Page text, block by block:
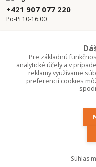
+421 907 077 220
Po-Pi 10-16:00
Vytvorené
Pre základnú
analytické účely a v
reklamy využívame
preferencií cookies
Súhlas